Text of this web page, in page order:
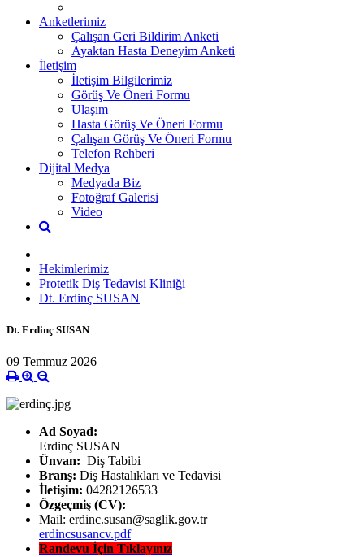
Anketlerimiz
Çalışan Geri Bildirim Anketi
Ayaktan Hasta Deneyim Anketi
İletişim
İletişim Bilgilerimiz
Görüş Ve Öneri Formu
Ulaşım
Hasta Görüş Ve Öneri Formu
Çalışan Görüş Ve Öneri Formu
Telefon Rehberi
Dijital Medya
Medyada Biz
Fotoğraf Galerisi
Video
Hekimlerimiz
Protetik Diş Tedavisi Kliniği
Dt. Erdinç SUSAN
Dt. Erdinç SUSAN
09 Temmuz 2026
Ad Soyad:
Erdinç SUSAN
Ünvan: Diş Tabibi
Branş: Diş Hastalıkları ve Tedavisi
İletişim: 04282126533
Özgeçmiş (CV):
Mail: erdinc.susan@saglik.gov.tr
erdincsusancv.pdf
Randevu İçin Tıklayınız